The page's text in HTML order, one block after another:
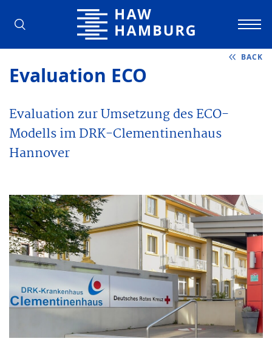
Hamburg University of Applied
BACK
Evaluation ECO
Evaluation zur Umsetzung des ECO-
Modells im DRK-Clementinenhaus
Hannover